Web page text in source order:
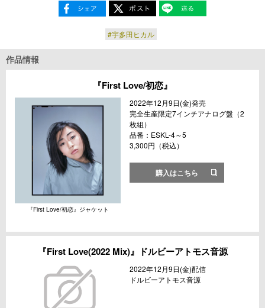
#宇多田ヒカル
作品情報
『First Love/初恋』
『First Love/初恋』ジャケット
2022年12月9日(金)発売
完全生産限定7インチアナログ盤（2
枚組）
品番：ESKL-4～5
3,300円（税込）
購入はこちら
『First Love(2022 Mix)』ドルビーアトモス音源
2022年12月9日(金)配信
ドルビーアトモス音源